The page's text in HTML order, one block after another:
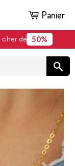
cher de 50%
Panier